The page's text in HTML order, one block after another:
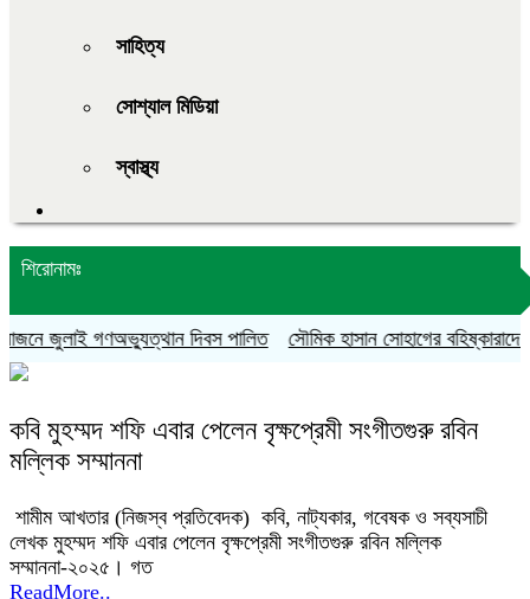
সাহিত্য
সোশ্যাল মিডিয়া
স্বাস্থ্য
শিরোনামঃ
জুলাই গণঅভ্যুত্থান দিবস পালিত সৌমিক হাসান সোহাগের বহিষ্কারাদেশ
কবি মুহম্মদ শফি এবার পেলেন বৃক্ষপ্রেমী সংগীতগুরু রবিন
মল্লিক সম্মাননা
শামীম আখতার (নিজস্ব প্রতিবেদক) কবি, নাট্যকার, গবেষক ও সব্যসাচী
লেখক মুহম্মদ শফি এবার পেলেন বৃক্ষপ্রেমী সংগীতগুরু রবিন মল্লিক
সম্মাননা-২০২৫। গত
ReadMore..